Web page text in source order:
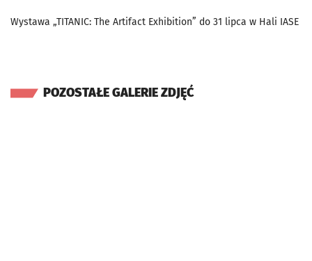
Wystawa „TITANIC: The Artifact Exhibition” do 31 lipca w Hali IASE
POZOSTAŁE GALERIE ZDJĘĆ